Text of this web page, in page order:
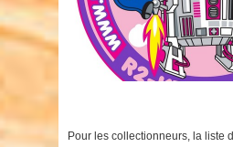
Pour les collectionneurs, la liste